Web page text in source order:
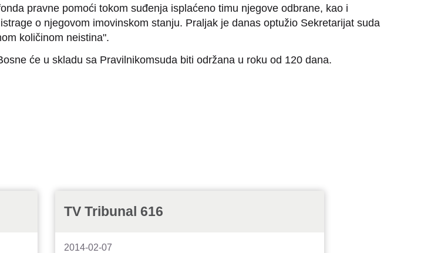
pravne pomoći tokom suđenja isplaćeno timu njegove odbrane, kao i
o njegovom imovinskom stanju. Praljak je danas optužio Sekretarijat suda
količinom neistina".
će u skladu sa Pravilnikomsuda biti održana u roku od 120 dana.
TV Tribunal 616
2014-02-07